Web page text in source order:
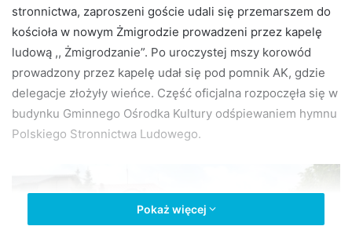
stronnictwa, zaproszeni goście udali się przemarszem do
kościoła w nowym Żmigrodzie prowadzeni przez kapelę
ludową ,, Żmigrodzanie”. Po uroczystej mszy korowód
prowadzony przez kapelę udał się pod pomnik AK, gdzie
delegacje złożyły wieńce. Część oficjalna rozpoczęła się w
budynku Gminnego Ośrodka Kultury odśpiewaniem hymnu
Polskiego Stronnictwa Ludowego.
Pokaż więcej